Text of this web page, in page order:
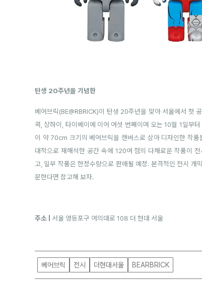
탄생 20주년을 기념한
베어브릭(BE@RBRICK)이 탄생 20주년을 맞아 서울에서 첫
콕, 상하이, 타이베이에 이어 여섯 번째이며 오는 10월 1일부
이 약 70cm 크기의 베어브릭을 캔버스로 삼아 디자인한 작품
대적으로 재해석한 공간 속에 120여 점의 다채로운 작품이 전
고, 일부 작품은 한정수량으로 판매될 예정. 본격적인 전시
문한다면 참고해 보자.
주소 | 서울 영등포구 여의대로 108 더 현대 서울
베어브릭 전시 더현대서울 BEARBRICK